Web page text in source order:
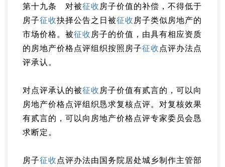
第十九条 对被征收 房子价值的补偿，不得低于
房子征收抉择公告之日被征收 房子类似房地产的
市场价格。被征收 房子的价值，由具有相应资质
的房地产价格点评组织按照房子征收 点评办法点
评承认。
对点评承认的被征收 房子价值有贰言的，可以向
房地产价格点评组织恳求复核点评。对复核效果
有贰言的，可以向房地产价格点评专家委员会恳
求断定。
房子征收 点评办法由国务院居处城乡制作主管部